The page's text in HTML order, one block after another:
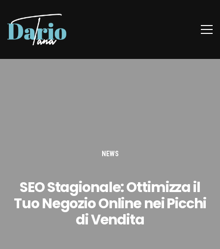
NEWS
SEO Stagionale: Ottimizza il
Tuo Negozio Online nei Picchi
di Vendita